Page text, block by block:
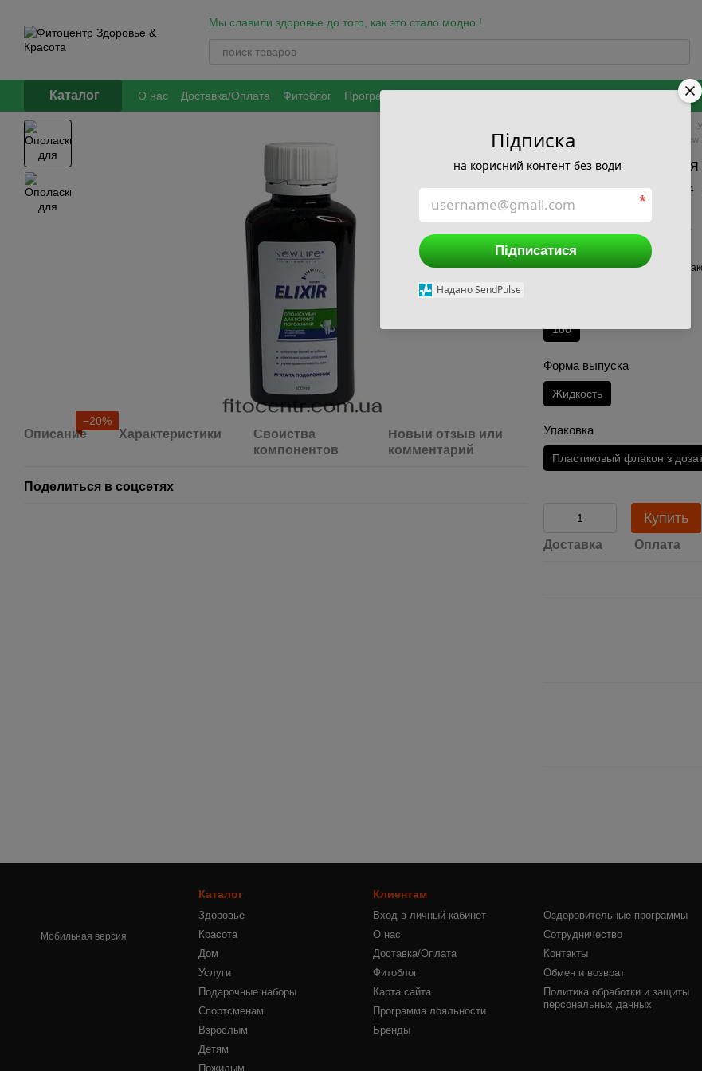
Мы славили здоровье до того, как это стало модно !
Каталог О нас Доставка/Оплата Фитоблог Программа лояльности Оздоровительные программы
Контакты
Обмен и возврат Политика обработки и защиты персональных данных
−20%
Описание Характеристики
Свойства
компонентов
Новый отзыв или
комментарий
Поделиться в соцсетях
Ополаскиватели для полости рта New
Ополаскиватель
В наличии Артикул: 287391534
247 грн 309 грн
% Войтидля отображения
100
Форма выпуска
Жидкость
Упаковка
Пластиковый флакон з
Купить
Доставка Оплата
Мобильная версия
Каталог
Здоровье
Красота
Дом
Услуги
Подарочные наборы
Спортсменам
Взрослым
Детям
Пожилым
Клиентам
Вход в личный кабинет
О нас
Доставка/Оплата
Фитоблог
Карта сайта
Программа лояльности
Бренды
Оздоровительные программы
Сотрудничество
Контакты
Обмен и возврат
Политика обработки и защиты
персональных данных
Підписка
на корисний контент без води
*
Підписатися
Надано SendPulse